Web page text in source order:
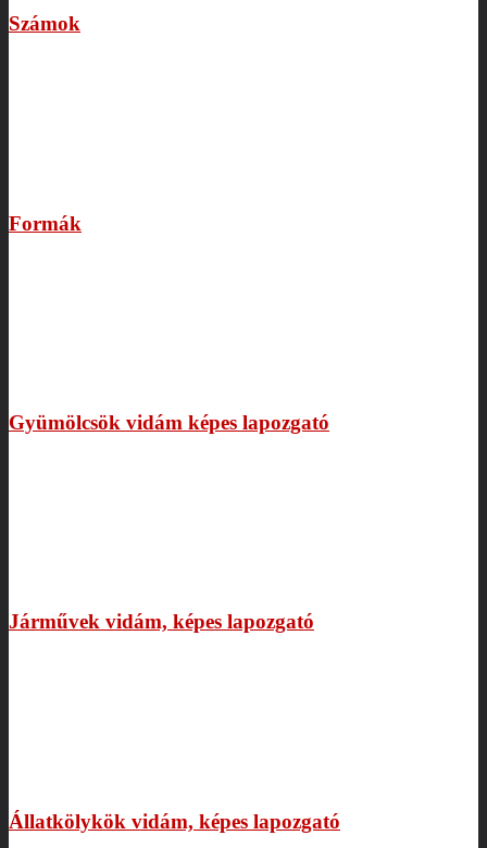
Számok
Formák
Gyümölcsök vidám képes lapozgató
Járművek vidám, képes lapozgató
Állatkölykök vidám, képes lapozgató